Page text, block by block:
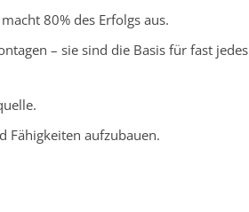
80% des Erfolgs aus.
– sie sind die Basis für fast jedes
Fähigkeiten aufzubauen.